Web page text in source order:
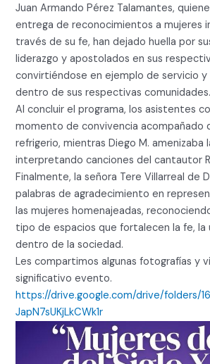
Juan Armando Pérez Talamantes,
entrega de reconocimientos a mujeres
través de su fe, han dejado huella por
liderazgo y apostolados en sus
convirtiéndose en ejemplo de servicio
dentro de sus respectivas comunidades.
Al concluir el programa, los asistentes
momento de convivencia acompañado
refrigerio, mientras Diego M. amenizaba
interpretando canciones del cantautor
Finalmente, la señora Tere Villarreal de
palabras de agradecimiento en
las mujeres homenajeadas,
tipo de espacios que fortalecen la fe, la
dentro de la sociedad.
Les compartimos algunas fotografías y
significativo evento.
https://drive.google.com/drive/folders/
JapN7sUKjLkCWk1r